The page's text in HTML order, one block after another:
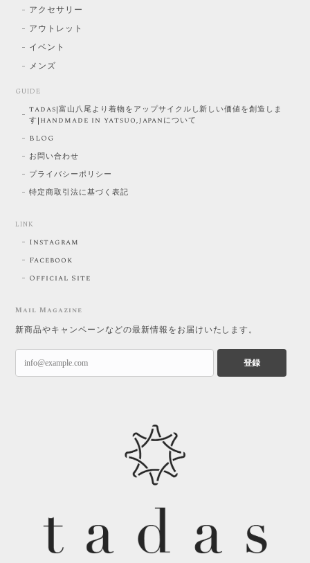
アクセサリー
アウトレット
イベント
メンズ
GUIDE
tadas|富山八尾より着物をアップサイクルし新しい価値を創造しま
す|handmade in yatsuo,japanについて
BLOG
お問い合わせ
プライバシーポリシー
特定商取引法に基づく表記
LINK
Instagram
Facebook
Official Site
Mail Magazine
新商品やキャンペーンなどの最新情報をお届けいたします。
登録